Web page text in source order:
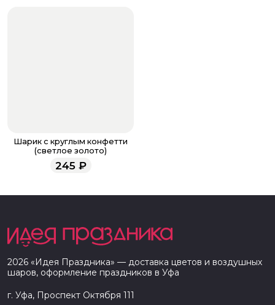
Шарик с круглым конфетти
(светлое золото)
245₽
2026 «Идея Праздника» — доставка цветов и воздушных
шаров, оформление праздников в Уфа
г. Уфа, Проспект Октября 111